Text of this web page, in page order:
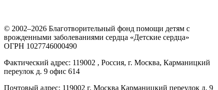
© 2002–2026 Благотворительный фонд помощи детям с
врожденными заболеваниями сердца «Детские сердца»
ОГРН 1027746000490
Фактический адрес: 119002 , Россия, г. Москва, Карманицкий
переулок д. 9 офис 614
Почтовый адрес: 119002 г. Москва Карманицкий переулок д. 9